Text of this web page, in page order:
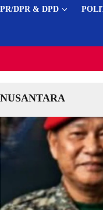
DPR & DPD
NUSANTARA